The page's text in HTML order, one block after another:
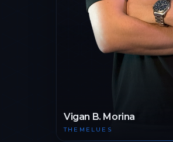
Vigan B. Morina
THEMELUES